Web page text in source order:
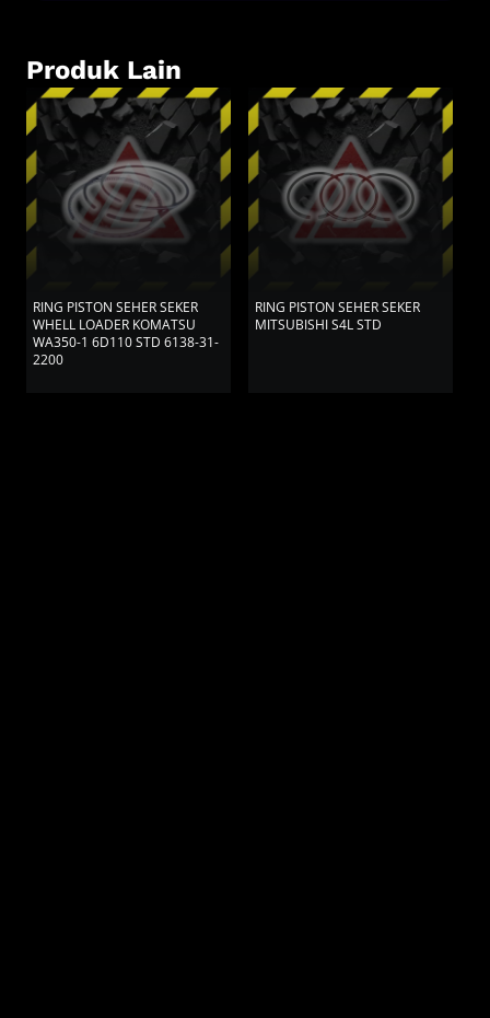
Produk Lain
RING PISTON SEHER SEKER
WHELL LOADER KOMATSU
WA350-1 6D110 STD 6138-31-
2200
RING PISTON SEHER SEKER
MITSUBISHI S4L STD